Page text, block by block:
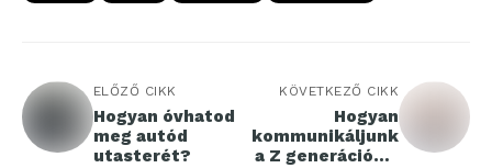
ELŐZŐ CIKK
Hogyan óvhatod
meg autód
utasterét?
KÖVETKEZŐ CIKK
Hogyan
kommunikáljunk
a Z generációval